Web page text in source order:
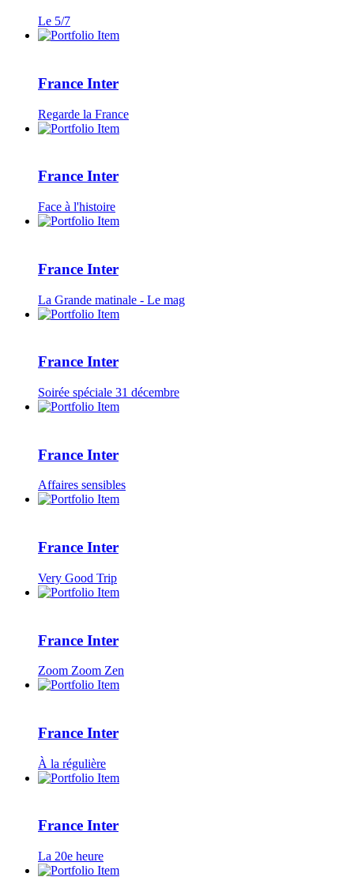
Le 5/7
France Inter
Regarde la France
France Inter
Face à l'histoire
France Inter
La Grande matinale - Le mag
France Inter
Soirée spéciale 31 décembre
France Inter
Affaires sensibles
France Inter
Very Good Trip
France Inter
Zoom Zoom Zen
France Inter
À la régulière
France Inter
La 20e heure